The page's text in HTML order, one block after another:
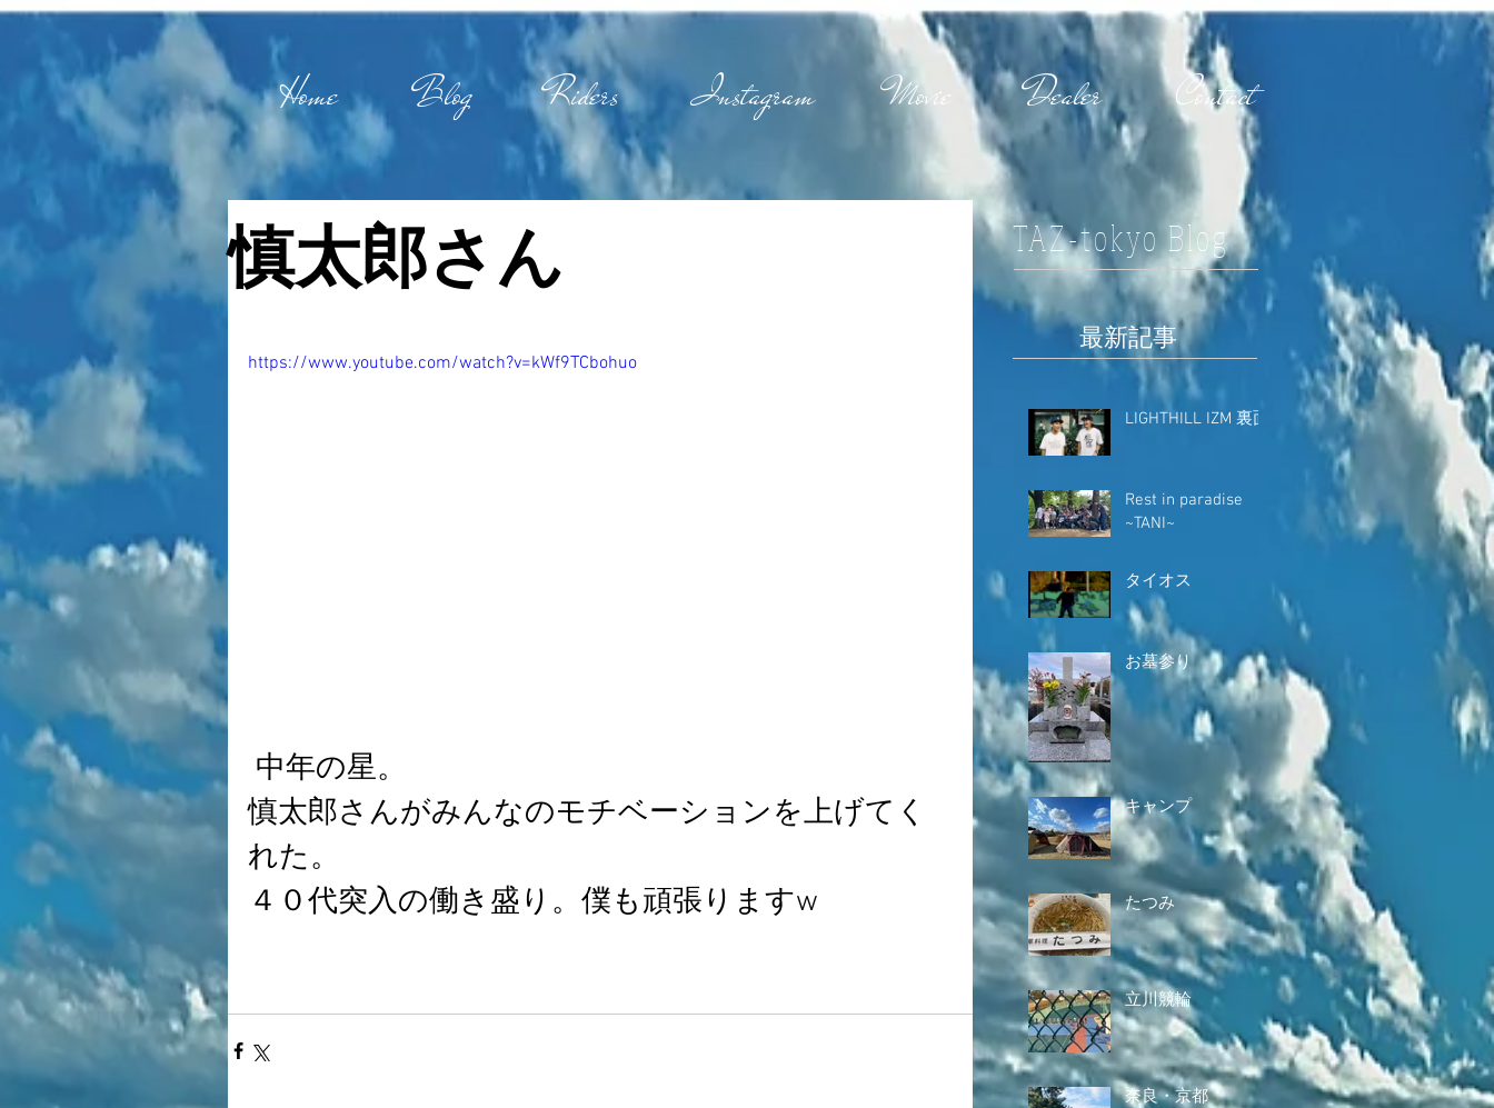
Home Blog Riders Instagram Movie Dealer Contact
慎太郎さん
https://www.youtube.com/watch?v=kWf9TCbohuo
中年の星。
慎太郎さんがみんなのモチベーションを上げてく
れた。
４０代突入の働き盛り。僕も頑張りますw
TAZ-tokyo Blog
最新記事
LIGHTHILL IZM 裏面
Rest in paradise
~TANI~
タイオス
お墓参り
キャンプ
たつみ
立川競輪
奈良・京都